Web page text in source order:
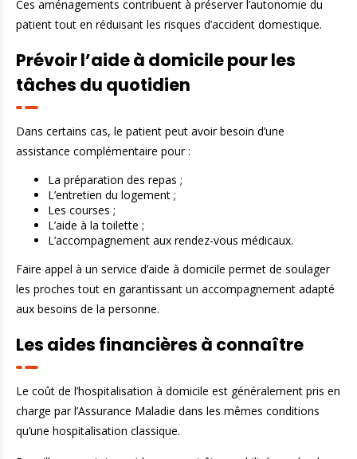
Ces aménagements contribuent à préserver l’autonomie du
patient tout en réduisant les risques d’accident domestique.
Prévoir l’aide à domicile pour les
tâches du quotidien
Dans certains cas, le patient peut avoir besoin d’une
assistance complémentaire pour :
La préparation des repas ;
L’entretien du logement ;
Les courses ;
L’aide à la toilette ;
L’accompagnement aux rendez-vous médicaux.
Faire appel à un service d’aide à domicile permet de soulager
les proches tout en garantissant un accompagnement adapté
aux besoins de la personne.
Les aides financières à connaître
Le coût de l’hospitalisation à domicile est généralement pris en
charge par l’Assurance Maladie dans les mêmes conditions
qu’une hospitalisation classique.